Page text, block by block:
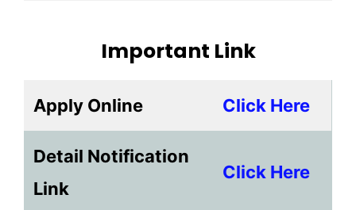
Important Link
Apply Online Click Here
Detail Notification
Link
Click Here